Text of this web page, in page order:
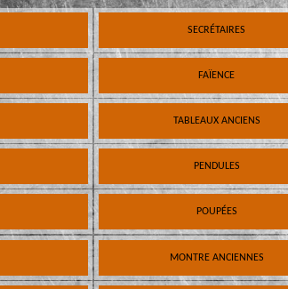
SECRÉTAIRES
FAÏENCE
TABLEAUX ANCIENS
PENDULES
POUPÉES
MONTRE ANCIENNES